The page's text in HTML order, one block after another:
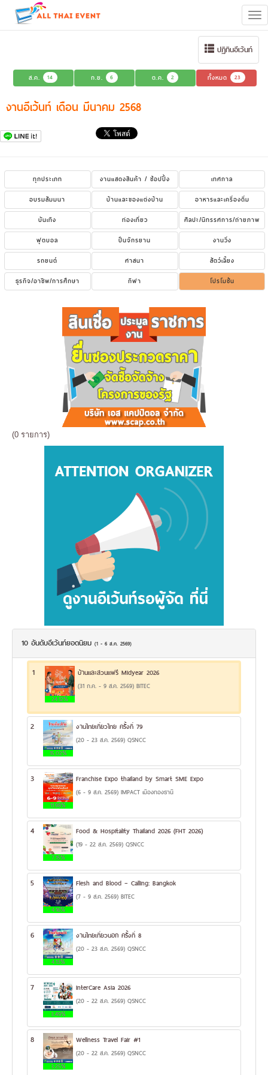
ปฏิทินอีเว้นท์
ส.ค. 14 ก.ย. 6 ต.ค. 2 ทั้งหมด 23
งานอีเว้นท์ เดือน มีนาคม 2568
ทุกประเภท งานแสดงสินค้า / ช้อปปิ้ง
เทศกาล
อบรมสัมมนา
บ้านและของแต่งบ้าน
อาหารและเครื่องดื่ม
บันเทิง
ท่องเที่ยว
ศิลปะ/นิทรรศการ/ถ่ายภาพ
ฟุตบอล
ปั่นจักรยาน
งานวิ่ง
รถยนต์
ศาสนา
สัตว์เลี้ยง
ธุรกิจ/อาชีพ/การศึกษา
กีฬา โปรโมชั่น
(0 รายการ)
10 อันดับอีเว้นท์ยอดนิยม (1 - 6 ส.ค. 2569)
1
24.12%
บ้านและสวนแฟร์ Midyear 2026
(31 ก.ค. - 9 ส.ค. 2569) BITEC
2
15.02%
งานไทยเที่ยวไทย ครั้งที่ 79
(20 - 23 ส.ค. 2569) QSNCC
3
11.98%
Franchise Expo thailand by Smart SME Expo
(6 - 9 ส.ค. 2569) IMPACT เมืองทองธานี
4
7.15%
Food & Hospitality Thailand 2026 (FHT 2026)
(19 - 22 ส.ค. 2569) QSNCC
5
4.16%
Flesh and Blood – Calling: Bangkok
(7 - 9 ส.ค. 2569) BITEC
6
4.13%
งานไทยเที่ยวนอก ครั้งที่ 8
(20 - 23 ส.ค. 2569) QSNCC
7
3.49%
InterCare Asia 2026
(20 - 22 ส.ค. 2569) QSNCC
8
3.25%
Wellness Travel Fair #1
(20 - 22 ส.ค. 2569) QSNCC